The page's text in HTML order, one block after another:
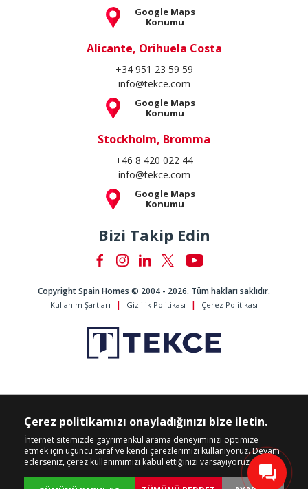
Google Maps
Konumu
Alicante, Orihuela Costa
+34 951 23 59 59
info@tekce.com
Google Maps
Konumu
Stockholm, Bromma
+46 8 420 022 44
info@tekce.com
Google Maps
Konumu
Bizi Takip Edin
Copyright Spain Homes © 2004 - 2026. Tüm hakları saklıdır.
Kullanım Şartları Gizlilik Politikası Çerez Politikası
Çerez politikamızı onayladığınızı bize iletin.
İnternet sitemizde gayrimenkul arama deneyiminizi optimize
etmek için üçüncü taraf ve kendi çerezlerimizi kullanıyoruz. Devam
ederseniz, çerez kullanımımızı kabul ettiğinizi varsayıyoruz.